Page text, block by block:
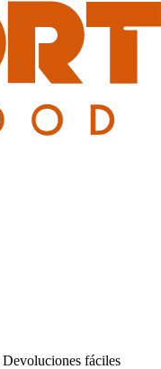
Devoluciones fáciles